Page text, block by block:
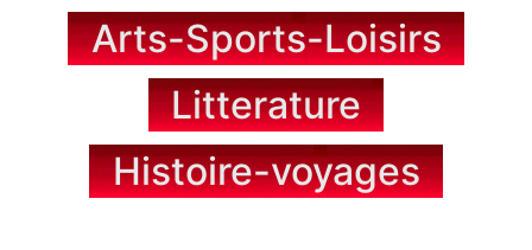
Arts-Sports-Loisirs
Litterature
Histoire-voyages